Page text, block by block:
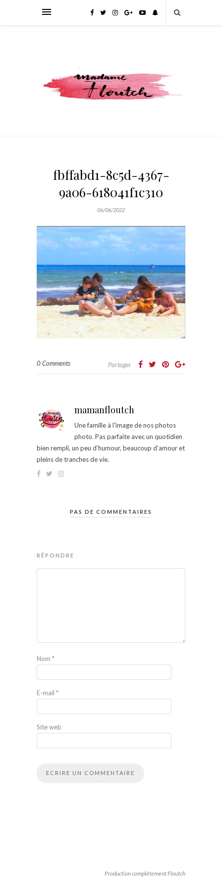
fbffabd1-8c5d-4367-
9a06-618041f1c310
06/06/2022
0 Comments Partager
mamanfloutch
Une famille à l'image de nos photos
photo. Pas parfaite avec un quotidien
bien rempli, un peu d'humour, beaucoup d'amour et
pleins de tranches de vie.
PAS DE COMMENTAIRES
RÉPONDRE
Nom *
E-mail *
Site web
Production complétement Floutch